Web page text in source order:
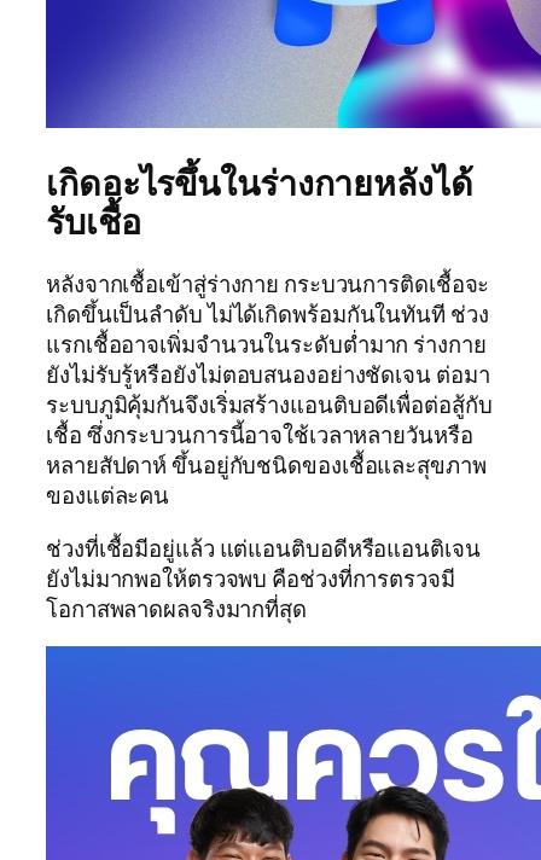
เกิดอะไรขึ้นในร่างกายหลังได้
รับเชื้อ
หลังจากเชื้อเข้าสู่ร่างกาย กระบวนการติดเชื้อจะ
เกิดขึ้นเป็นลำดับ ไม่ได้เกิดพร้อมกันในทันที ช่วง
แรกเชื้ออาจเพิ่มจำนวนในระดับต่ำมาก ร่างกาย
ยังไม่รับรู้หรือยังไม่ตอบสนองอย่างชัดเจน ต่อมา
ระบบภูมิคุ้มกันจึงเริ่มสร้างแอนติบอดีเพื่อต่อสู้กับ
เชื้อ ซึ่งกระบวนการนี้อาจใช้เวลาหลายวันหรือ
หลายสัปดาห์ ขึ้นอยู่กับชนิดของเชื้อและสุขภาพ
ของแต่ละคน
ช่วงที่เชื้อมีอยู่แล้ว แต่แอนติบอดีหรือแอนติเจน
ยังไม่มากพอให้ตรวจพบ คือช่วงที่การตรวจมี
โอกาสพลาดผลจริงมากที่สุด